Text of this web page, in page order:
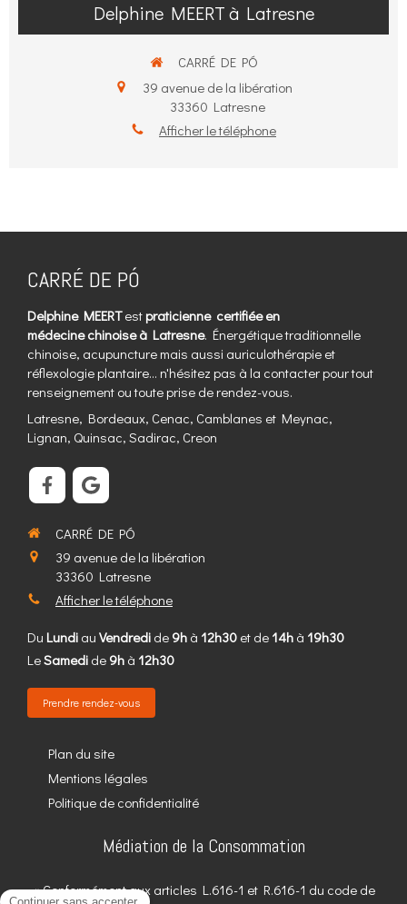
Delphine MEERT à Latresne
CARRÉ DE PÓ
39 avenue de la libération
33360 Latresne
Afficher le téléphone
CARRÉ DE PÓ
Delphine MEERTest praticienne certifiée en
médecine chinoise à Latresne. Énergétique traditionnelle
chinoise, acupuncture mais aussi auriculothérapie et
réflexologie plantaire... n'hésitez pas à la contacter pour tout
renseignement ou toute prise de rendez-vous.
Latresne, Bordeaux, Cenac, Camblanes et Meynac,
Lignan, Quinsac, Sadirac, Creon
CARRÉ DE PÓ
39 avenue de la libération
33360 Latresne
Afficher le téléphone
Du Lundi au Vendredi de 9h à 12h30 et de 14h à 19h30
LeSamedi de 9h à 12h30
Prendre rendez-vous
Plan du site
Mentions légales
Politique de confidentialité
Médiation de la Consommation
« Conformément aux articles L.616-1 et R.616-1 du code de